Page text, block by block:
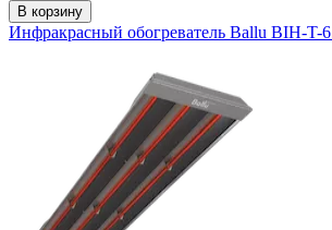
В корзину
Инфракрасный обогреватель Ballu BIH-T-